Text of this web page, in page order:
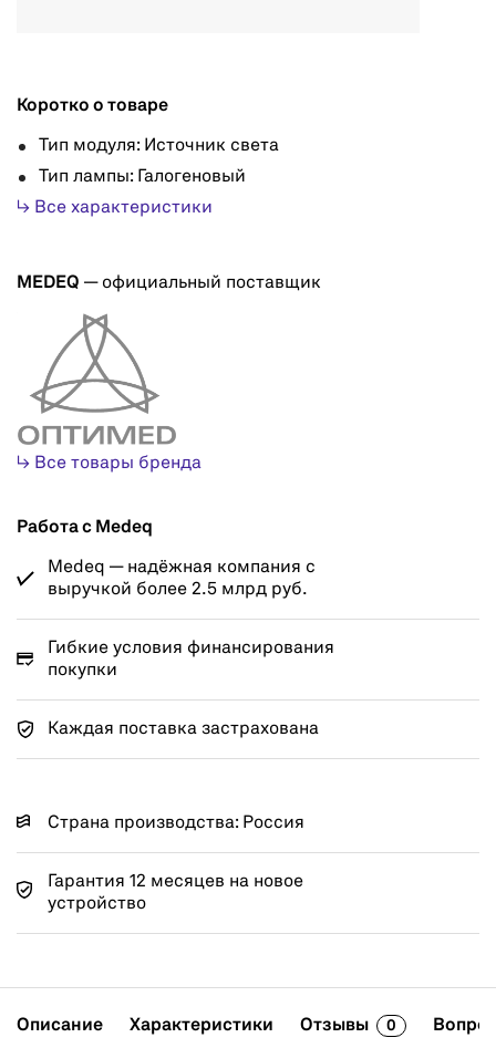
Коротко о товаре
Тип модуля: Источник света
Тип лампы: Галогеновый
↳ Все характеристики
MEDEQ — официальный поставщик
↳ Все товары бренда
Работа с Medeq
Medeq — надёжная компания с
выручкой более 2.5 млрд руб.
Гибкие условия финансирования
покупки
Каждая поставка застрахована
Страна производства: Россия
Гарантия 12 месяцев на новое
устройство
Описание Характеристики Отзывы 0